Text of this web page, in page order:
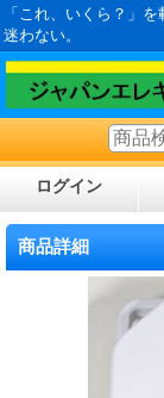
「これ、いくら？」
迷わない。
ログイン
商品詳細